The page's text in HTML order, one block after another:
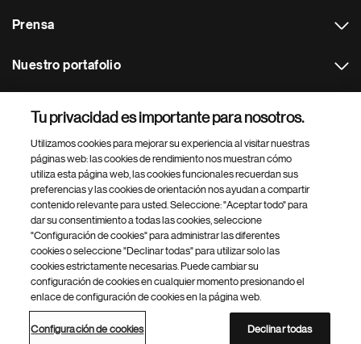
Prensa
Nuestro portafolio
Footer Site Search
inferior
del
© 2026 Novartis AG
Política de privacidad Términos de uso
Accesibilidad
Configuración de cookies
Mapa del sitio
Tu privacidad es importante para nosotros.
Utilizamos cookies para mejorar su experiencia al visitar nuestras
páginas web: las cookies de rendimiento nos muestran cómo
utiliza esta página web, las cookies funcionales recuerdan sus
preferencias y las cookies de orientación nos ayudan a compartir
contenido relevante para usted. Seleccione: "Aceptar todo" para
dar su consentimiento a todas las cookies, seleccione
"Configuración de cookies" para administrar las diferentes
cookies o seleccione "Declinar todas" para utilizar solo las
cookies estrictamente necesarias. Puede cambiar su
configuración de cookies en cualquier momento presionando el
enlace de configuración de cookies en la página web.
Configuración de cookies Declinar todas